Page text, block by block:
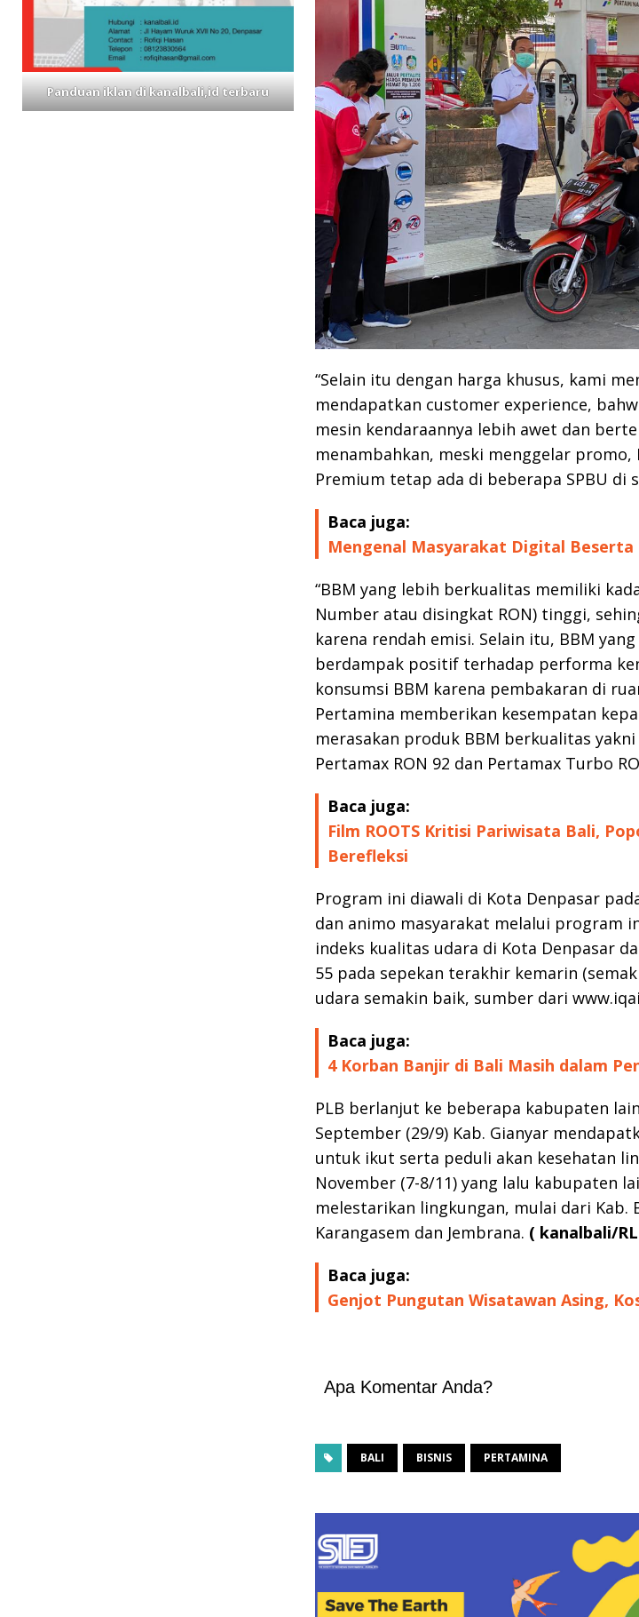
“Selain itu dengan harga khusus, kami
mendapatkan customer experience,
mesin kendaraannya lebih awet dan
menambahkan, meski menggelar
Premium tetap ada di beberapa SPBU di
Baca juga:
Mengenal Masyarakat Digital Beserta
“BBM yang lebih berkualitas memiliki
Number atau disingkat RON) tinggi,
karena rendah emisi. Selain itu, BBM
berdampak positif terhadap performa
konsumsi BBM karena pembakaran di
Pertamina memberikan kesempatan
merasakan produk BBM berkualitas
Pertamax RON 92 dan Pertamax Turbo
Baca juga:
Film ROOTS Kritisi Pariwisata Bali,
Berefleksi
Program ini diawali di Kota Denpasar
dan animo masyarakat melalui program
indeks kualitas udara di Kota Denpasar
55 pada sepekan terakhir kemarin
udara semakin baik, sumber dari
Baca juga:
4 Korban Banjir di Bali Masih dalam
PLB berlanjut ke beberapa kabupaten
September (29/9) Kab. Gianyar
untuk ikut serta peduli akan kesehatan
November (7-8/11) yang lalu kabupaten
melestarikan lingkungan, mulai dari Kab.
Karangasem dan Jembrana. ( kanalbali/
Baca juga:
Genjot Pungutan Wisatawan Asing,
Apa Komentar Anda?
BALI BISNIS PERTAMINA
Panduan iklan di kanalbali,id terbaru